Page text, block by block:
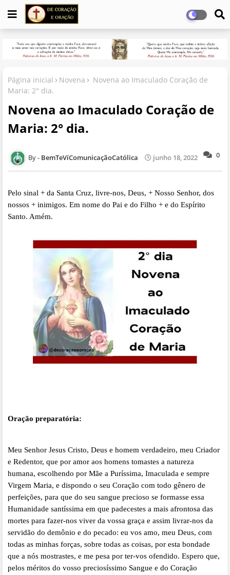
Página inicial Novena
Novena ao Imaculado Coração de
Maria: 2° dia.
Novena ao Imaculado Coração de
Maria: 2° dia.
0
BemTeVíComunicaçãoCatólica junho 18, 2022
Pelo sinal + da Santa Cruz, livre-nos, Deus, + Nosso Senhor, dos
nossos + inimigos. Em nome do Pai e do Filho + e do Espírito
Santo. Amém.
Oração preparatória:
Meu Senhor Jesus Cristo, Deus e homem verdadeiro, meu Criador
e Redentor, que por amor aos homens tomastes a natureza
humana, escolhendo por Mãe a Puríssima, Imaculada e sempre
Virgem Maria, e dispondo o seu Coração com todo gênero de
perfeições, para que do seu sangue precioso se formasse essa
Humanidade santíssima em que padecestes a mais afrontosa das
mortes para fazer-nos viver da vossa graça e assim livrar-nos da
servidão do demônio e do pecado: eu vos amo, meu Deus, com
todas as minhas forças, sobre todas as coisas, por esta bondade
que a nós mostrastes, e me pesa por ter-vos ofendido. Espero que,
pelos méritos do vosso preciosíssimo Sangue e do Coração